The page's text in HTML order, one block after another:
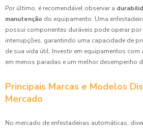
Por último, é recomendável observar a
manutenção do equipamento. Uma
possui componentes duráveis pode operar
interrupções, garantindo uma capacidade de
de sua vida útil. Investir em equipamentos
em menos paradas e um melhor desempenho
Principais Marcas e Modelos
Mercado
No mercado de enfestadeiras automáticas,